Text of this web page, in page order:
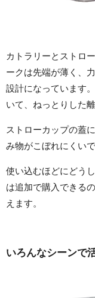
カトラリーとストロ
ークは先端が薄く、
設計になっています
いて、ねっとりした
ストローカップの蓋
み物がこぼれにくいで
使い込むほどにどう
は追加で購入できる
えます。
いろんなシーンで